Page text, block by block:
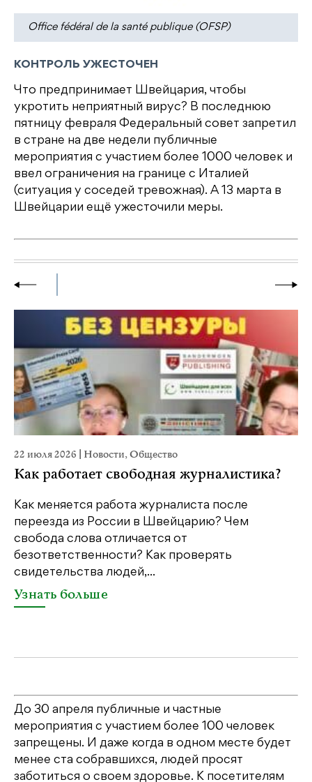
Office fédéral de la santé publique (OFSP)
КОНТРОЛЬ УЖЕСТОЧЕН
Что предпринимает Швейцария, чтобы
укротить неприятный вирус? В последнюю
пятницу февраля Федеральный совет запретил
в стране на две недели публичные
мероприятия с участием более 1000 человек и
ввел ограничения на границе с Италией
(ситуация у соседей тревожная). А 13 марта в
Швейцарии ещё ужесточили меры.
22 июля 2026 Новости,Общество
Как работает свободная журналистика?
Как меняется работа журналиста после
переезда из России в Швейцарию? Чем
свобода слова отличается от
безответственности? Как проверять
свидетельства людей,...
Узнать больше
До 30 апреля публичные и частные
мероприятия с участием более 100 человек
запрещены. И даже когда в одном месте будет
менее ста собравшихся, людей просят
заботиться о своем здоровье. К посетителям